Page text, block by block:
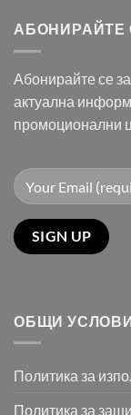
АБОНИРАЙТЕ
Абонирайте се
актуална
промоционални
ОБЩИ
Политика за
Политика за